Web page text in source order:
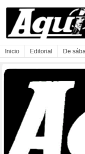
Inicio Editorial De